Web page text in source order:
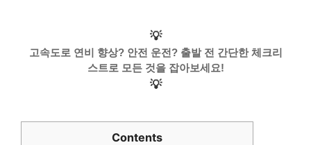
💡
고속도로 연비 향상? 안전 운전? 출발 전 간단한 체크리
스트로 모든 것을 잡아보세요!
💡
Contents